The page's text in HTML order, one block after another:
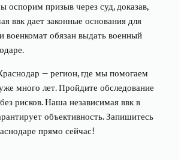
оспорим призыв через суд, доказав,
ввк дает законные основания для
военкомат обязан выдать военный
— регион, где мы помогаем
много лет. Пройдите обследование
рисков. Наша независимая ввк в
объективность. Запишитесь
прямо сейчас!